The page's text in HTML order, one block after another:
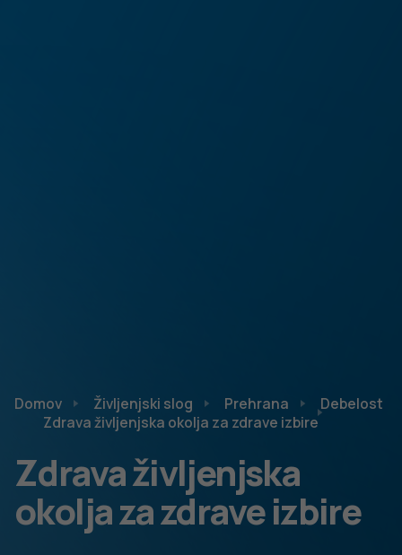
Domov Življenjski slog Prehrana
Debelost
Zdrava življenjska okolja za zdrave izbire
Zdrava življenjska
okolja za zdrave izbire